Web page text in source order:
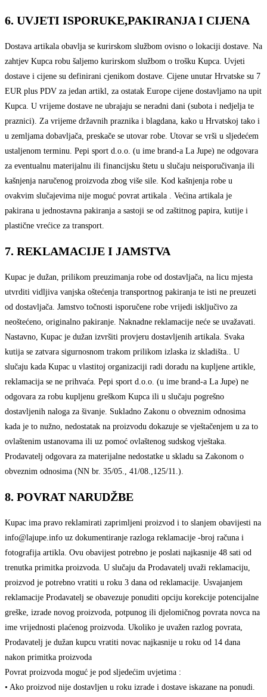
6. UVJETI ISPORUKE,PAKIRANJA I CIJENA
Dostava artikala obavlja se kurirskom službom ovisno o lokaciji dostave. Na
zahtjev Kupca robu šaljemo kurirskom službom o trošku Kupca. Uvjeti
dostave i cijene su definirani cjenikom dostave. Cijene unutar Hrvatske su 7
EUR plus PDV za jedan artikl, za ostatak Europe cijene dostavljamo na upit
Kupca. U vrijeme dostave ne ubrajaju se neradni dani (subota i nedjelja te
praznici). Za vrijeme državnih praznika i blagdana, kako u Hrvatskoj tako i
u zemljama dobavljača, preskače se utovar robe. Utovar se vrši u sljedećem
ustaljenom terminu. Pepi sport d.o.o. (u ime brand-a La Jupe) ne odgovara
za eventualnu materijalnu ili financijsku štetu u slučaju neisporučivanja ili
kašnjenja naručenog proizvoda zbog više sile. Kod kašnjenja robe u
ovakvim slučajevima nije moguć povrat artikala . Većina artikala je
pakirana u jednostavna pakiranja a sastoji se od zaštitnog papira, kutije i
plastične vrećice za transport.
7. REKLAMACIJE I JAMSTVA
Kupac je dužan, prilikom preuzimanja robe od dostavljača, na licu mjesta
utvrditi vidljiva vanjska oštećenja transportnog pakiranja te isti ne preuzeti
od dostavljača. Jamstvo točnosti isporučene robe vrijedi isključivo za
neoštećeno, originalno pakiranje. Naknadne reklamacije neće se uvažavati.
Nastavno, Kupac je dužan izvršiti provjeru dostavljenih artikala. Svaka
kutija se zatvara sigurnosnom trakom prilikom izlaska iz skladišta.. U
slučaju kada Kupac u vlastitoj organizaciji radi doradu na kupljene artikle,
reklamacija se ne prihvaća. Pepi sport d.o.o. (u ime brand-a La Jupe) ne
odgovara za robu kupljenu greškom Kupca ili u slučaju pogrešno
dostavljenih naloga za šivanje. Sukladno Zakonu o obveznim odnosima
kada je to nužno, nedostatak na proizvodu dokazuje se vještačenjem u za to
ovlaštenim ustanovama ili uz pomoć ovlaštenog sudskog vještaka.
Prodavatelj odgovara za materijalne nedostatke u skladu sa Zakonom o
obveznim odnosima (NN br. 35/05., 41/08.,125/11.).
8. POVRAT NARUDŽBE
Kupac ima pravo reklamirati zaprimljeni proizvod i to slanjem obavijesti na
info@lajupe.info uz dokumentiranje razloga reklamacije -broj računa i
fotografija artikla. Ovu obavijest potrebno je poslati najkasnije 48 sati od
trenutka primitka proizvoda. U slučaju da Prodavatelj uvaži reklamaciju,
proizvod je potrebno vratiti u roku 3 dana od reklamacije. Usvajanjem
reklamacije Prodavatelj se obavezuje ponuditi opciju korekcije potencijalne
greške, izrade novog proizvoda, potpunog ili djelomičnog povrata novca na
ime vrijednosti plaćenog proizvoda. Ukoliko je uvažen razlog povrata,
Prodavatelj je dužan kupcu vratiti novac najkasnije u roku od 14 dana
nakon primitka proizvoda
Povrat proizvoda moguć je pod sljedećim uvjetima :
• Ako proizvod nije dostavljen u roku izrade i dostave iskazane na ponudi.